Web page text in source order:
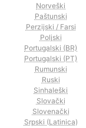
Norveški
Paštunski
Perzijski / Farsi
Poljski
Portugalski (BR)
Portugalski (PT)
Rumunski
Ruski
Sinhaleški
Slovački
Slovenački
Srpski (Latinica)